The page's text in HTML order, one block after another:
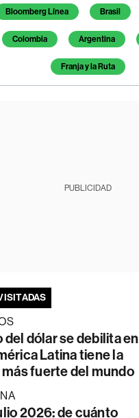
Bloomberg Línea Brasil
Colombia Argentina
Franja y la Ruta
PUBLICIDAD
del dólar se debilita en
Latina tiene la
fuerte del mundo
2026: de cuánto